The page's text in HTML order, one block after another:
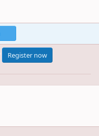
Register now